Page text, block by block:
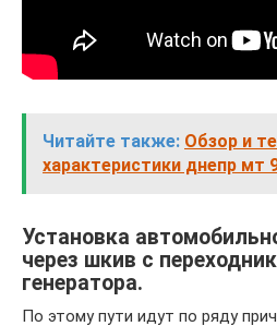
Читайте также: Обзор и
характеристики днепр мт
Установка
через шкив с
генератора.
По этому пути идут по ряду